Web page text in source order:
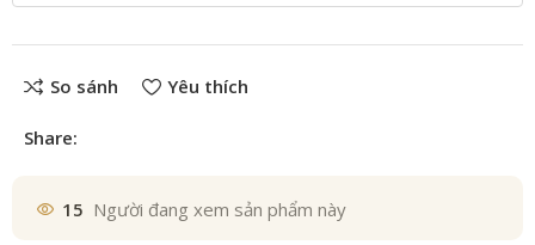
So sánh Yêu thích
Share:
15 Người đang xem sản phẩm này